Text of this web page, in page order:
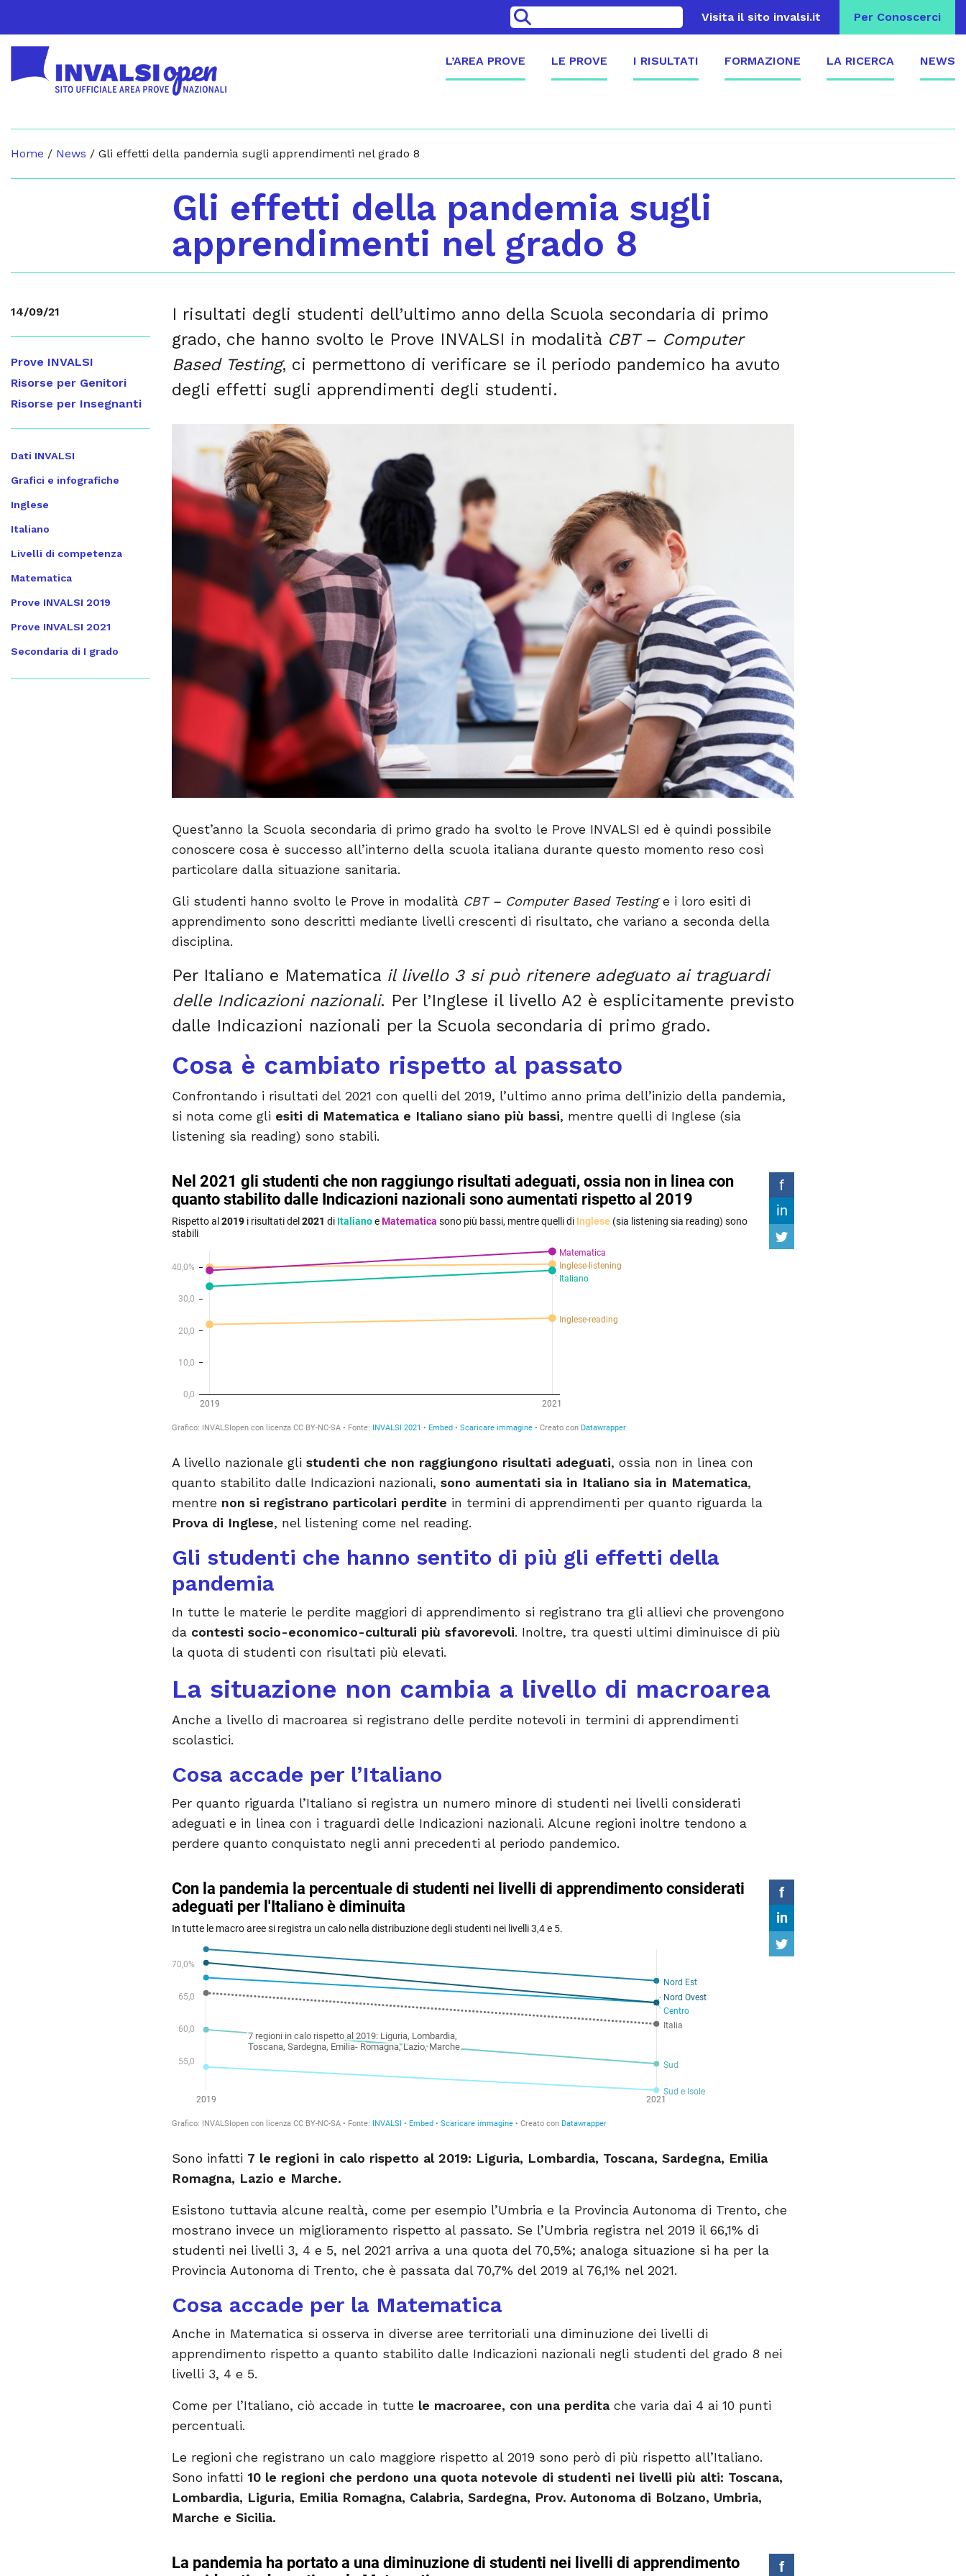
> Visita il sito invalsi.it Per Conoscerci
L’AREA PROVE LE PROVE I RISULTATI FORMAZIONE LA RICERCA NEWS
Home / News / Gli effetti della pandemia sugli apprendimenti nel grado 8
Gli effetti della pandemia sugli
apprendimenti nel grado 8
14/09/21
Prove INVALSI
Risorse per Genitori
Risorse per Insegnanti
Dati INVALSI
Grafici e infografiche
Inglese
Italiano
Livelli di competenza
Matematica
Prove INVALSI 2019
Prove INVALSI 2021
Secondaria di I grado
I risultati degli studenti dell’ultimo anno della Scuola secondaria di primo
grado, che hanno svolto le Prove INVALSI in modalità CBT – Computer
Based Testing, ci permettono di verificare se il periodo pandemico ha avuto
degli effetti sugli apprendimenti degli studenti.
Quest’anno la Scuola secondaria di primo grado ha svolto le Prove INVALSI ed è quindi possibile
conoscere cosa è successo all’interno della scuola italiana durante questo momento reso così
particolare dalla situazione sanitaria.
Gli studenti hanno svolto le Prove in modalità CBT – Computer Based Testinge i loro esiti di
apprendimento sono descritti mediante livelli crescenti di risultato, che variano a seconda della
disciplina.
Per Italiano e Matematica il livello 3 si può ritenere adeguato ai traguardi
delle Indicazioni nazionali. Per l’Inglese il livello A2 è esplicitamente previsto
dalle Indicazioni nazionali per la Scuola secondaria di primo grado.
Cosa è cambiato rispetto al passato
Confrontando i risultati del 2021 con quelli del 2019, l’ultimo anno prima dell’inizio della pandemia,
si nota come gli esiti di Matematica e Italiano siano più bassi, mentre quelli di Inglese (sia
listening sia reading) sono stabili.
A livello nazionale gli studenti che non raggiungono risultati adeguati, ossia non in linea con
quanto stabilito dalle Indicazioni nazionali, sono aumentati sia in Italiano sia in Matematica,
mentre non si registrano particolari perdite in termini di apprendimenti per quanto riguarda la
Prova di Inglese, nel listening come nel reading.
Gli studenti che hanno sentito di più gli effetti della
pandemia
In tutte le materie le perdite maggiori di apprendimento si registrano tra gli allievi che provengono
da contesti socio-economico-culturali più sfavorevoli. Inoltre, tra questi ultimi diminuisce di più
la quota di studenti con risultati più elevati.
La situazione non cambia a livello di macroarea
Anche a livello di macroarea si registrano delle perdite notevoli in termini di apprendimenti
scolastici.
Cosa accade per l’Italiano
Per quanto riguarda l’Italiano si registra un numero minore di studenti nei livelli considerati
adeguati e in linea con i traguardi delle Indicazioni nazionali. Alcune regioni inoltre tendono a
perdere quanto conquistato negli anni precedenti al periodo pandemico.
Sono infatti 7 le regioni in calo rispetto al 2019: Liguria, Lombardia, Toscana, Sardegna, Emilia
Romagna, Lazio e Marche.
Esistono tuttavia alcune realtà, come per esempio l’Umbria e la Provincia Autonoma di Trento, che
mostrano invece un miglioramento rispetto al passato. Se l’Umbria registra nel 2019 il 66,1% di
studenti nei livelli 3, 4 e 5, nel 2021 arriva a una quota del 70,5%; analoga situazione si ha per la
Provincia Autonoma di Trento, che è passata dal 70,7% del 2019 al 76,1% nel 2021.
Cosa accade per la Matematica
Anche in Matematica si osserva in diverse aree territoriali una diminuzione dei livelli di
apprendimento rispetto a quanto stabilito dalle Indicazioni nazionali negli studenti del grado 8 nei
livelli 3, 4 e 5.
Come per l’Italiano, ciò accade in tutte le macroaree, con una perdita che varia dai 4 ai 10 punti
percentuali.
Le regioni che registrano un calo maggiore rispetto al 2019 sono però di più rispetto all’Italiano.
Sono infatti 10 le regioni che perdono una quota notevole di studenti nei livelli più alti: Toscana,
Lombardia, Liguria, Emilia Romagna, Calabria, Sardegna, Prov. Autonoma di Bolzano, Umbria,
Marche e Sicilia.